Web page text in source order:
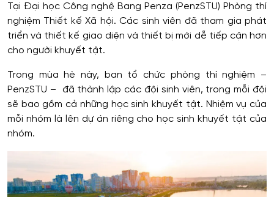
Tại Đại học Công nghệ Bang Penza (PenzSTU) Phòng thí
nghiệm Thiết kế Xã hội. Các sinh viên đã tham gia phát
triển và thiết kế giao diện và thiết bị mới dễ tiếp cận hơn
cho người khuyết tật.
Trong mùa hè này, ban tổ chức phòng thí nghiệm –
PenzSTU – đã thành lập các đội sinh viên, trong mỗi đội
sẽ bao gồm cả những học sinh khuyết tật. Nhiệm vụ của
mỗi nhóm là lên dự án riêng cho học sinh khuyết tật của
nhóm.